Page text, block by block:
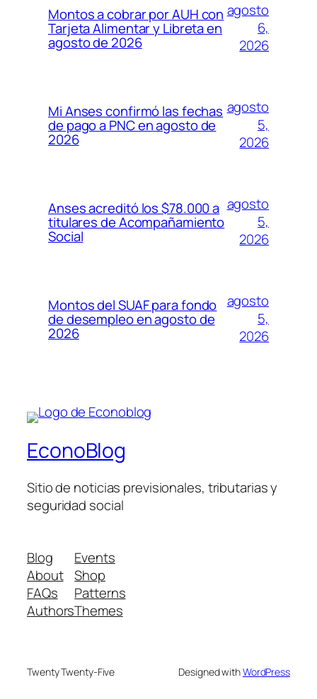
Montos a cobrar por AUH con
Tarjeta Alimentar y Libreta en
agosto de 2026
agosto
6,
2026
Mi Anses confirmó las fechas
de pago a PNC en agosto de
2026
agosto
5,
2026
Anses acreditó los $78.000 a
titulares de Acompañamiento
Social
agosto
5,
2026
Montos del SUAF para fondo
de desempleo en agosto de
2026
agosto
5,
2026
EconoBlog
Sitio de noticias previsionales, tributarias y
seguridad social
Blog
About
FAQs
Authors
Events
Shop
Patterns
Themes
Twenty Twenty-Five Designed withWordPress